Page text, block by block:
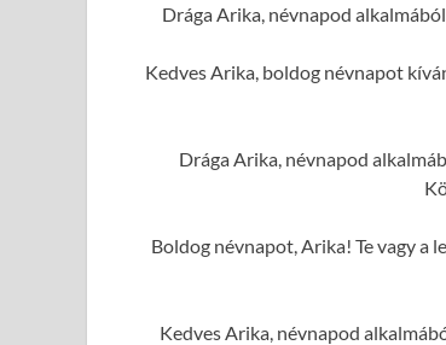
Drága Arika, névnapod
Kedves Arika, boldog névnapot
Drága Arika, névnapod
Boldog névnapot, Arika! Te vagy a
Kedves Arika, névnapod